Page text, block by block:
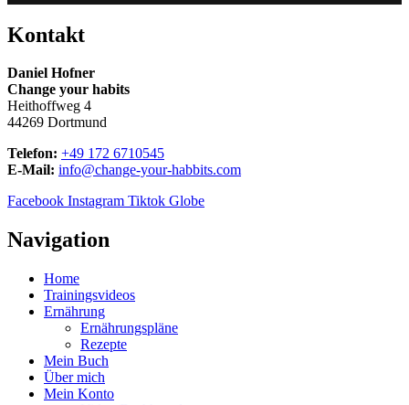
35-
Nr.
Menge
Kontakt
Daniel Hofner
Change your habits
Heithoffweg 4
44269 Dortmund
Telefon: +49 172 6710545
E-Mail: info@change-your-habbits.com
Facebook Instagram Tiktok Globe
Navigation
Home
Trainingsvideos
Ernährung
Ernährungspläne
Rezepte
Mein Buch
Über mich
Mein Konto